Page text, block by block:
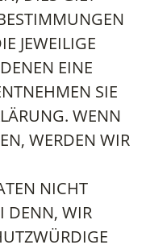
JEWEILIGE
EINE
SIE
WENN
WERDEN WIR
NICHT
DENN, WIR